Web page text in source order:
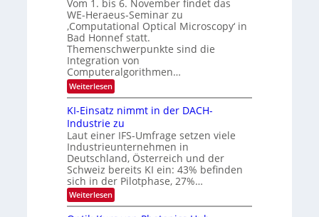
n
d
B
i
l
d
v
e
r
a
r
b
e
i
t
u
e
n
k
t
s
e
n
s
m
e
l
d
e
t
s
t
a
r
k
e
s
W
a
c
h
Vom 1. bis 6. November findet das
WE-Heraeus-Seminar zu
‚Computational Optical Microscopy‘ in
Bad Honnef statt.
Themenschwerpunkte sind die
Integration von
Computeralgorithmen…
Weiterlesen:
8
9
.
W
E
-
H
e
r
a
e
KI-Einsatz nimmt in der DACH-
Industrie zu
Laut einer IFS-Umfrage setzen viele
Industrieunternehmen in
Deutschland, Österreich und der
Schweiz bereits KI ein: 43% befinden
sich in der Pilotphase, 27%…
Weiterlesen:
K